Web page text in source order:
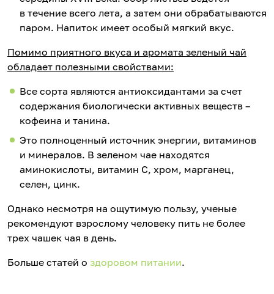
в течение всего лета, а затем они обрабатываются
паром. Напиток имеет особый мягкий вкус.
Помимо приятного вкуса и аромата зеленый чай
обладает полезными свойствами:
Все сорта являются антиоксидантами за счет
содержания биологически активных веществ –
кофеина и танина.
Это полноценный источник энергии, витаминов
и минералов. В зеленом чае находятся
аминокислоты, витамин С, хром, марганец,
селен, цинк.
Однако несмотря на ощутимую пользу, ученые
рекомендуют взрослому человеку пить не более
трех чашек чая в день.
Больше статей о здоровом питании.